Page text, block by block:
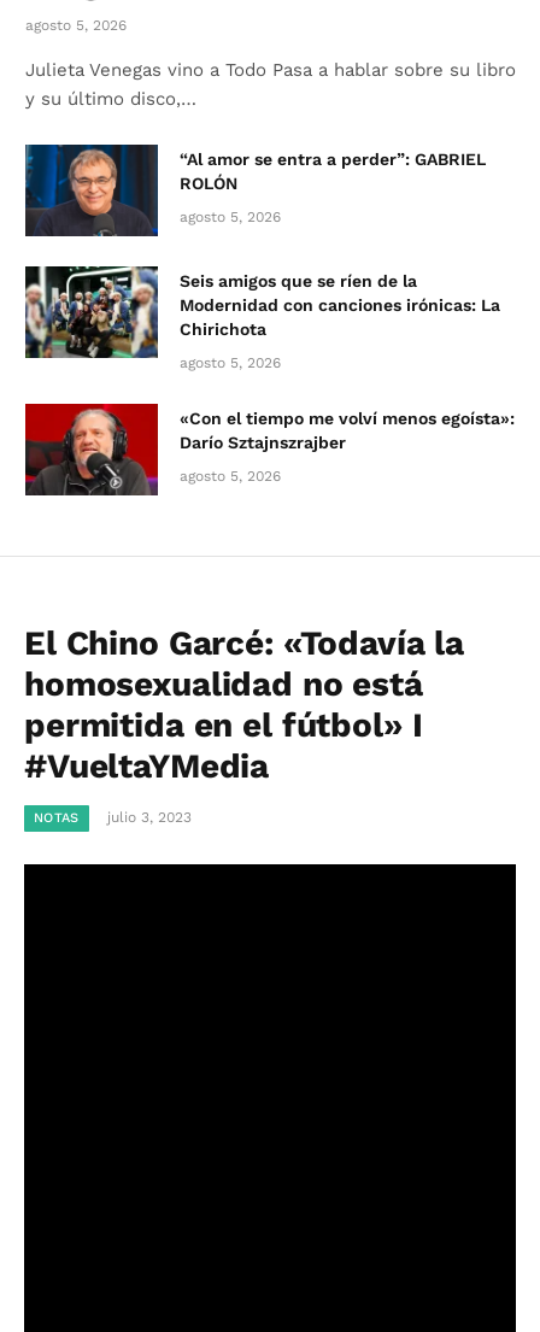
agosto 5, 2026
Julieta Venegas vino a Todo Pasa a hablar sobre su libro
y su último disco,…
“Al amor se entra a perder”: GABRIEL
ROLÓN
agosto 5, 2026
Seis amigos que se ríen de la
Modernidad con canciones irónicas: La
Chirichota
agosto 5, 2026
«Con el tiempo me volví menos egoísta»:
Darío Sztajnszrajber
agosto 5, 2026
El Chino Garcé: «Todavía la
homosexualidad no está
permitida en el fútbol» I
#VueltaYMedia
NOTAS julio 3, 2023